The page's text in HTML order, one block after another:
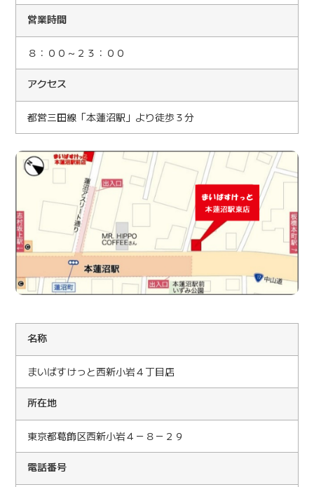
営業時間
８：００～２３：００
アクセス
都営三田線「本蓮沼駅」より徒歩３分
名称
まいばすけっと西新小岩４丁目店
所在地
東京都葛飾区西新小岩４－８－２９
電話番号